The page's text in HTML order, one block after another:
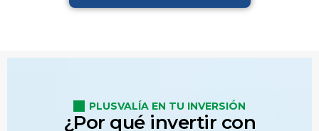
PLUSVALÍA EN TU INVERSIÓN
¿Por qué invertir con